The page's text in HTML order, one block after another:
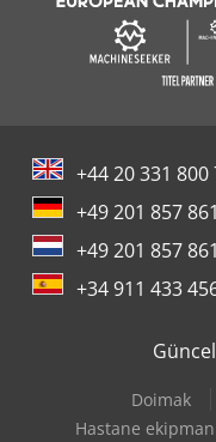
+44 20 331 800
+49 201 857
+49 201 857
+34 911 433
Doimak
Hastane